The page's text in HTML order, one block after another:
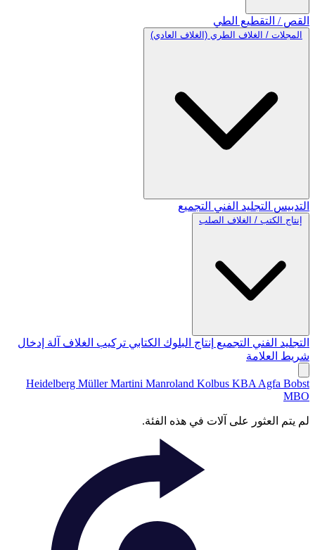
القص / التقطيع الطي
المجلات / الغلاف الطري (الغلاف العادي)
التدبيس التجليد الفني التجميع
إنتاج الكتب / الغلاف الصلب
التجليد الفني التجميع إنتاج البلوك الكتابي تركيب الغلاف آلة إدخال
شريط العلامة
Heidelberg Müller Martini Manroland Kolbus KBA Agfa Bobst
MBO
لم يتم العثور على آلات في هذه الفئة.